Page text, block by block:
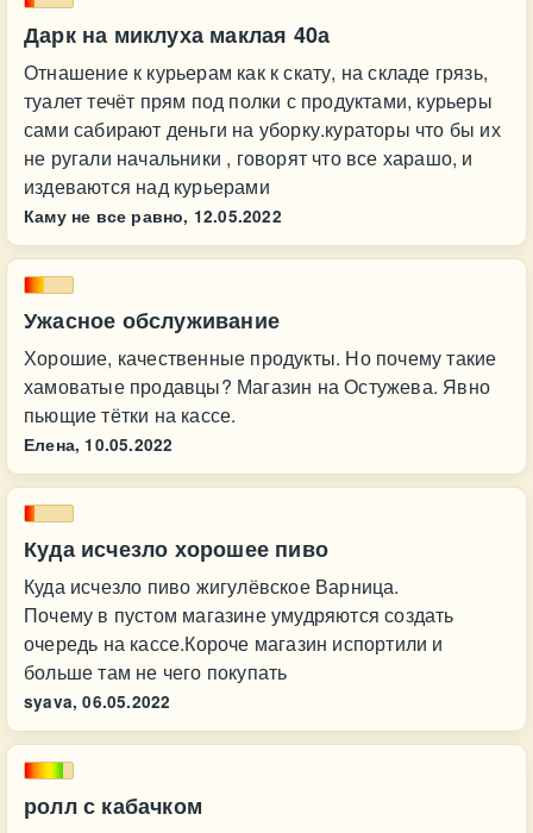
Дарк на миклуха маклая 40а
Отнашение к курьерам как к скату, на складе грязь,
туалет течёт прям под полки с продуктами, курьеры
сами сабирают деньги на уборку.кураторы что бы их
не ругали начальники , говорят что все харашо, и
издеваются над курьерами
Каму не все равно, 12.05.2022
Ужасное обслуживание
Хорошие, качественные продукты. Но почему такие
хамоватые продавцы? Магазин на Остужева. Явно
пьющие тётки на кассе.
Елена, 10.05.2022
Куда исчезло хорошее пиво
Куда исчезло пиво жигулёвское Варница.
Почему в пустом магазине умудряются создать
очередь на кассе.Короче магазин испортили и
больше там не чего покупать
syava, 06.05.2022
ролл с кабачком